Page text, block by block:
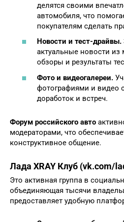
делятся своими
автомобиля, что
покупателям сделать
Новости и тест-драйвы.
актуальные новости из
обзоры и результаты
Фото и видеогалереи.
фотографиями и видео
доработок и встреч.
Форум российского авто
модераторами, что
конструктивное общение.
Лада XRAY Клуб (vk.com/
Это активная группа в
объединяющая тысячи
предоставляет удобную